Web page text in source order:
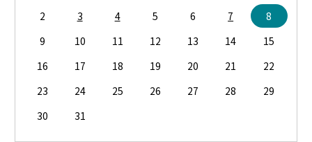
2
3 4 5 6 7
8
9
10 11 12 13 14
15
16
17 18 19 20 21
22
23
24 25 26 27 28
29
30
31